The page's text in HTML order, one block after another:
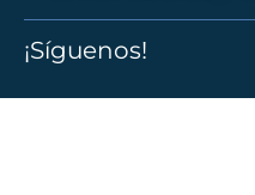
¡Síguenos!